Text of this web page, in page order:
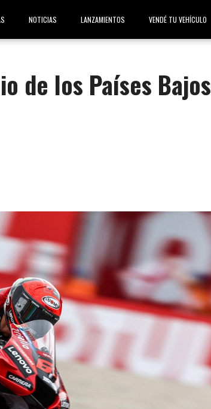
NOTICIAS LANZAMIENTOS VENDÉ TU VEHÍCULO
de los Países Bajos